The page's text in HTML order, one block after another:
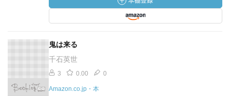
鬼は来る
千石英世
3 0.00 0
Amazon.co.jp・本